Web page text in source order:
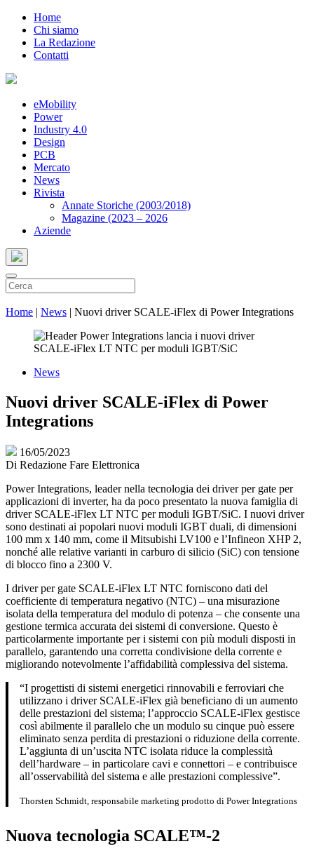
Home
Chi siamo
La Redazione
Contatti
eMobility
Power
Industry 4.0
Design
PCB
Mercato
News
Rivista
Annate Storiche (2003/2018)
Magazine (2023 – 2026
Aziende
Home | News | Nuovi driver SCALE-iFlex di Power Integrations
News
Nuovi driver SCALE-iFlex di Power
Integrations
16/05/2023
Di Redazione Fare Elettronica
Power Integrations, leader nella tecnologia dei driver per gate per
applicazioni di inverter, ha da poco presentato la nuova famiglia di
driver SCALE-iFlex LT NTC per moduli IGBT/SiC. I nuovi driver
sono destinati ai popolari nuovi moduli IGBT duali, di dimensioni
100 mm x 140 mm, come il Mitsubishi LV100 e l’Infineon XHP 2,
nonché alle relative varianti in carburo di silicio (SiC) con tensione
di blocco fino a 2300 V.
I driver per gate SCALE-iFlex LT NTC forniscono dati del
coefficiente di temperatura negativo (NTC) – una misurazione
isolata della temperatura del modulo di potenza – che consente una
gestione termica accurata dei sistemi di conversione. Questo è
particolarmente importante per i sistemi con più moduli disposti in
parallelo, garantendo una corretta condivisione della corrente e
migliorando notevolmente l’affidabilità complessiva del sistema.
“I progettisti di sistemi energetici rinnovabili e ferroviari che
utilizzano i driver SCALE-iFlex già beneficiano di un aumento
delle prestazioni del sistema; l’approccio SCALE-iFlex gestisce
così abilmente il parallelo che un modulo su cinque può essere
eliminato senza perdita di prestazioni o riduzione della corrente.
L’aggiunta di un’uscita NTC isolata riduce la complessità
dell’hardware – in particolare cavi e connettori – e contribuisce
all’osservabilità del sistema e alle prestazioni complessive”.
Thorsten Schmidt, responsabile marketing prodotto di Power Integrations
Nuova tecnologia SCALE™-2